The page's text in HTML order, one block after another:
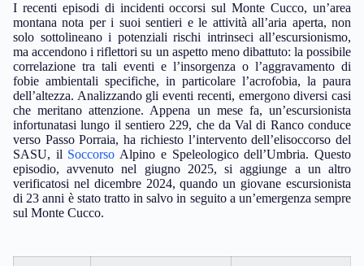
I recenti episodi di incidenti occorsi sul Monte Cucco, un’area
montana nota per i suoi sentieri e le attività all’aria aperta, non
solo sottolineano i potenziali rischi intrinseci all’escursionismo,
ma accendono i riflettori su un aspetto meno dibattuto: la possibile
correlazione tra tali eventi e l’insorgenza o l’aggravamento di
fobie ambientali specifiche, in particolare l’acrofobia, la paura
dell’altezza. Analizzando gli eventi recenti, emergono diversi casi
che meritano attenzione. Appena un mese fa, un’escursionista
infortunatasi lungo il sentiero 229, che da Val di Ranco conduce
verso Passo Porraia, ha richiesto l’intervento dell’elisoccorso del
SASU, il Soccorso Alpino e Speleologico dell’Umbria. Questo
episodio, avvenuto nel giugno 2025, si aggiunge a un altro
verificatosi nel dicembre 2024, quando un giovane escursionista
di 23 anni è stato tratto in salvo in seguito a un’emergenza sempre
sul Monte Cucco.